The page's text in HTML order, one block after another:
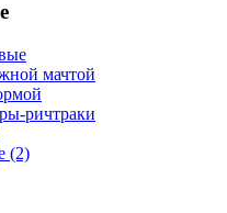
мачтой
ричтраки
(2)